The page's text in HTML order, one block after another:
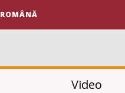
ROMÂNĂ
Video